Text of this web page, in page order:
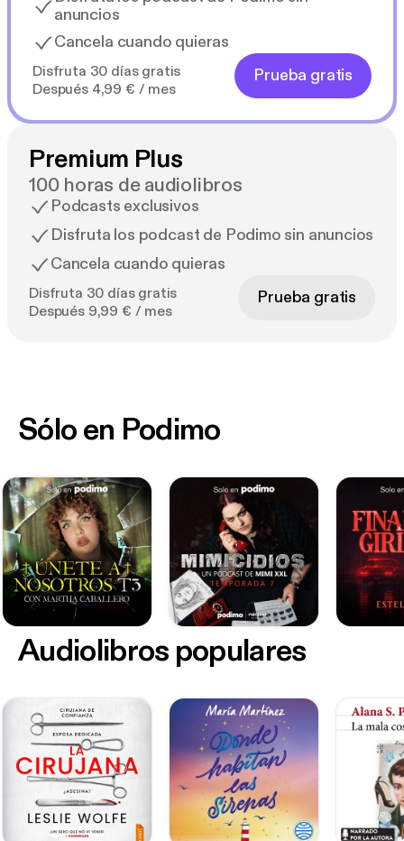
anuncios
Cancela cuando quieras
Disfruta 30 días gratis
Después 4,99 € / mes
Prueba gratis
Premium Plus
100 horas de audiolibros
Podcasts exclusivos
Disfruta los podcast de Podimo sin anuncios
Cancela cuando quieras
Disfruta 30 días gratis
Después 9,99 € / mes
Prueba gratis
Sólo en Podimo
Audiolibros populares